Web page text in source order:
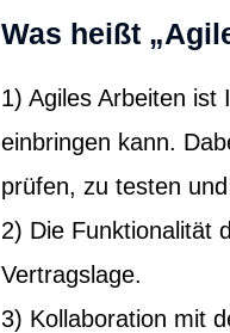
Was heißt
1) Agiles Arbeiten ist
einbringen kann.
prüfen, zu testen
2) Die Funktionalität
Vertragslage.
3) Kollaboration mit